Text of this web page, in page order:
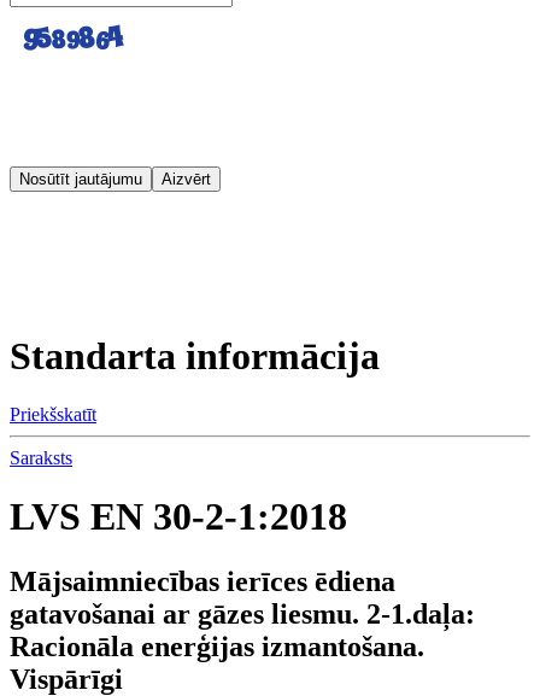
Nosūtīt jautājumu Aizvērt
Standarta informācija
Priekšskatīt
Saraksts
LVS EN 30-2-1:2018
Mājsaimniecības ierīces ēdiena
gatavošanai ar gāzes liesmu. 2-1.daļa:
Racionāla enerģijas izmantošana.
Vispārīgi